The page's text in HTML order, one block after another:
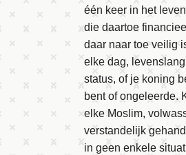
één keer in het
die daartoe
daar naar toe veilig
elke dag,
status, of je koning
bent of ongeleerde.
elke Moslim,
verstandelijk
in geen enkele